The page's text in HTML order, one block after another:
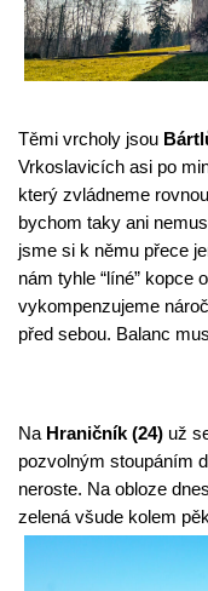
Těmi vrcholy jsou
Vrkoslavicích asi po
který zvládneme
bychom taky ani
jsme si k němu přece
nám tyhle “líné” kopce
vykompenzujeme
před sebou. Balanc
Na Hraničník (24) už
pozvolným stoupáním
neroste. Na obloze
zelená všude kolem